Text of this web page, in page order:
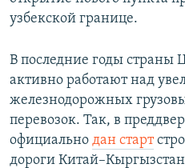
узбекской границе.
В последние годы страны
активно работают над
железнодорожных
перевозок. Так, в
официально дан старт
дороги